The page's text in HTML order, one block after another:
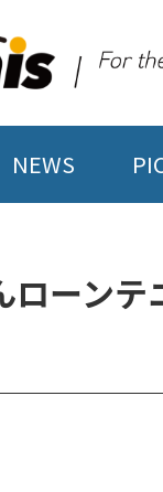
NEWS
ローンテ